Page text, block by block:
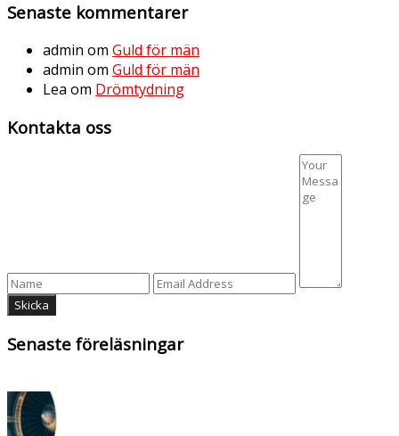
Senaste kommentarer
admin om Guld för män
admin om Guld för män
Lea om Drömtydning
Kontakta oss
Senaste föreläsningar